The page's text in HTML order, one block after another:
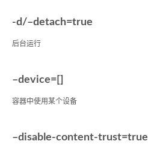
-d/–detach=true
后台运行
–device=[]
容器中使用某个设备
–disable-content-trust=true